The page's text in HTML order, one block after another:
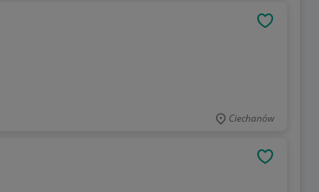
Ciechanów